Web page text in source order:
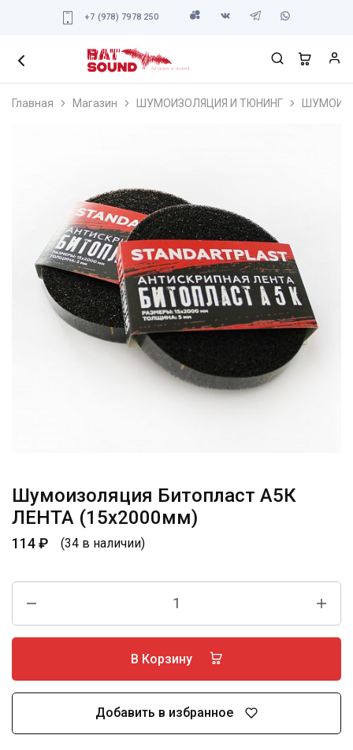
+7 (978) 7978 250
Главная Магазин ШУМОИЗОЛЯЦИЯ И ТЮНИНГ
Шумоизоляция Битопласт А5К
ЛЕНТА (15х2000мм)
114₽ (34 в наличии)
В Корзину
Добавить в избранное